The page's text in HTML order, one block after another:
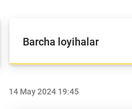
Barcha loyihalar
14 May 2024 19:45